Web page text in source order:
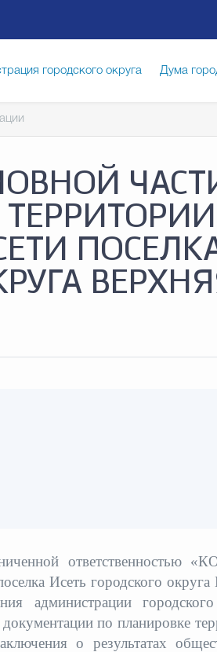
городского округа Дума
Счётная палата Городского
Градостроительство и
ответственностью
Исеть городского округа
администрации
по планировке
о результатах